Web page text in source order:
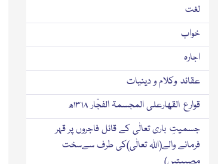
لغت
خواب
اجارہ
عقائد وکلام و دینیات
قوارع القھارعلی المجسمۃ الفجّار ۱۳۱۸ھ
جسمیتِ باری تعالٰی کے قائل فاجروں پر قہر
فرمانے والے(اﷲ تعالٰی)کی طرف سےسخت